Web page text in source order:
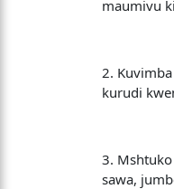
maumivu
2.
kurudi
3.
sawa,